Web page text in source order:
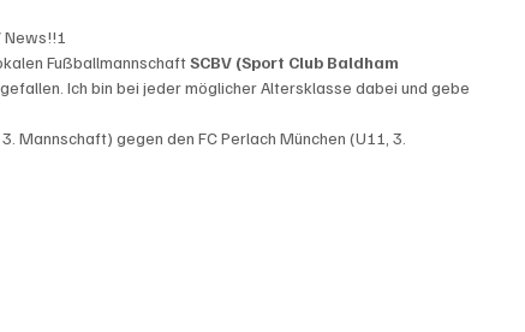
News!!!
Fußballmannschaft SCBV (Sport Club Baldham
Ich bin bei jeder möglicher Altersklasse dabei und gebe
Mannschaft) gegen den FC Perlach München (U11, 3.